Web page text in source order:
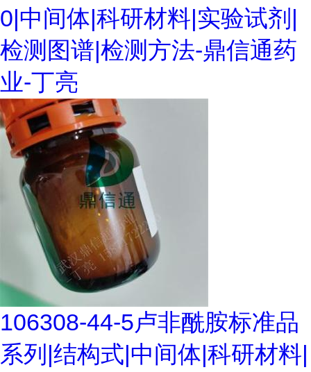
0|中间体|科研材料|实验试剂|
检测图谱|检测方法-鼎信通药
业-丁亮
106308-44-5卢非酰胺标准品
系列|结构式|中间体|科研材料|